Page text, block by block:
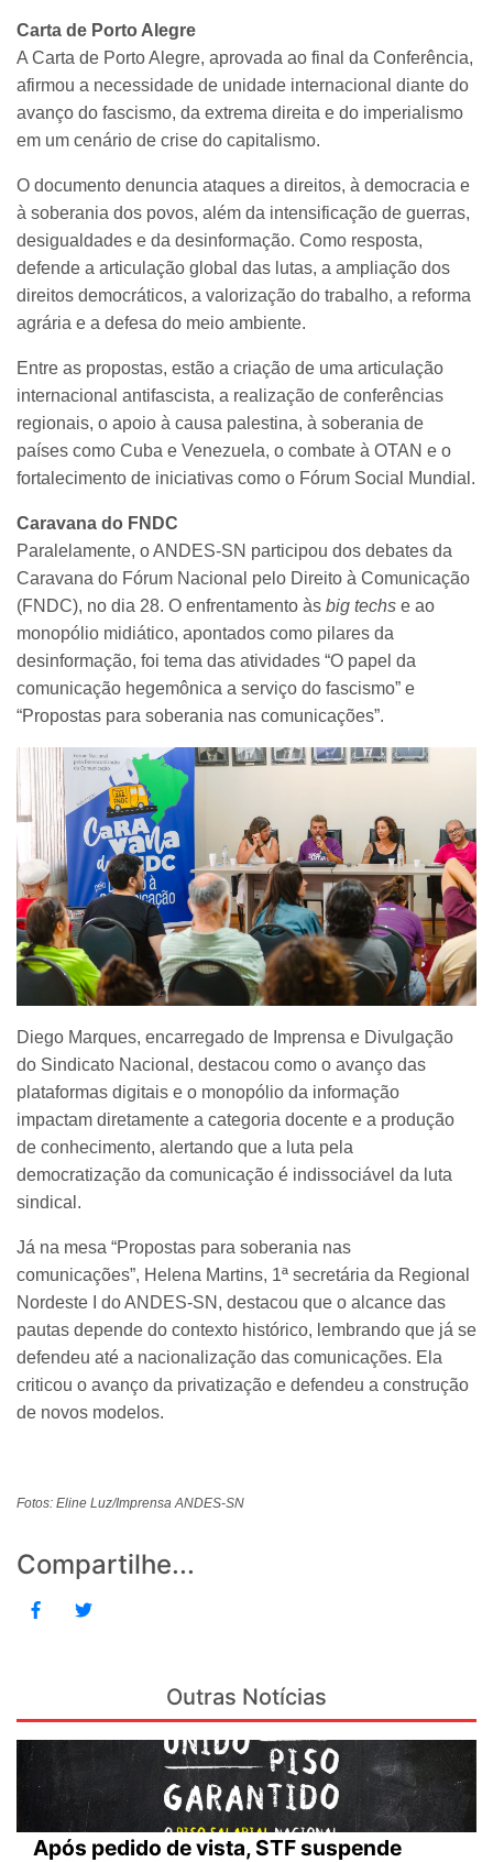
Carta de Porto Alegre
A Carta de Porto Alegre, aprovada ao final da Conferência,
afirmou a necessidade de unidade internacional diante do
avanço do fascismo, da extrema direita e do imperialismo
em um cenário de crise do capitalismo.
O documento denuncia ataques a direitos, à democracia e
à soberania dos povos, além da intensificação de guerras,
desigualdades e da desinformação. Como resposta,
defende a articulação global das lutas, a ampliação dos
direitos democráticos, a valorização do trabalho, a reforma
agrária e a defesa do meio ambiente.
Entre as propostas, estão a criação de uma articulação
internacional antifascista, a realização de conferências
regionais, o apoio à causa palestina, à soberania de
países como Cuba e Venezuela, o combate à OTAN e o
fortalecimento de iniciativas como o Fórum Social Mundial.
Caravana do FNDC
Paralelamente, o ANDES-SN participou dos debates da
Caravana do Fórum Nacional pelo Direito à Comunicação
(FNDC), no dia 28. O enfrentamento às big techs e ao
monopólio midiático, apontados como pilares da
desinformação, foi tema das atividades “O papel da
comunicação hegemônica a serviço do fascismo” e
“Propostas para soberania nas comunicações”.
Diego Marques, encarregado de Imprensa e Divulgação
do Sindicato Nacional, destacou como o avanço das
plataformas digitais e o monopólio da informação
impactam diretamente a categoria docente e a produção
de conhecimento, alertando que a luta pela
democratização da comunicação é indissociável da luta
sindical.
Já na mesa “Propostas para soberania nas
comunicações”, Helena Martins, 1ª secretária da Regional
Nordeste I do ANDES-SN, destacou que o alcance das
pautas depende do contexto histórico, lembrando que já se
defendeu até a nacionalização das comunicações. Ela
criticou o avanço da privatização e defendeu a construção
de novos modelos.
Fotos: Eline Luz/Imprensa ANDES-SN
Compartilhe...
Outras Notícias
Após pedido de vista, STF suspende